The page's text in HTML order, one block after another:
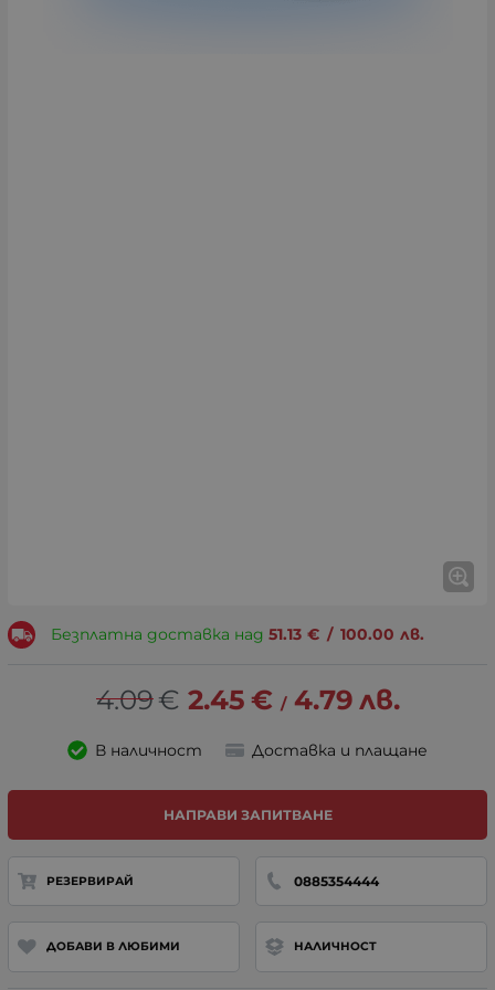
Безплатна доставка над 51.13 € / 100.00 лв.
4.09€ 2.45 € / 4.79 лв.
В наличност Доставка и плащане
НАПРАВИ ЗАПИТВАНЕ
РЕЗЕРВИРАЙ 0885354444
ДОБАВИ В ЛЮБИМИ НАЛИЧНОСТ